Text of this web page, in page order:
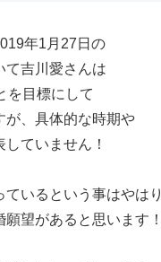
年1月27日の
て吉川愛さんは
を目標にして
が、具体的な時期や
ていません！
ているという事はやはり
望があると思います！